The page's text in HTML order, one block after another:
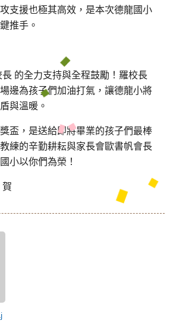
支援也極其高效，是本次德龍國小
推手。
長 的全力支持與全程鼓勵！羅校長
邊為孩子們加油打氣，讓德龍小將
與溫暖。
盃，是送給即將畢業的孩子們最棒
練的辛勤耕耘與家長會歐書帆會長
小以你們為榮！
賀